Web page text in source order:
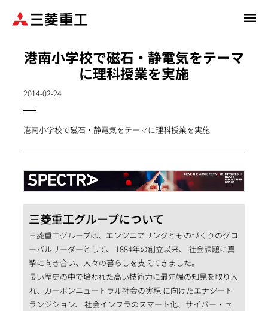
港南小学校で磁石・静電気をテーマ
に理科授業を実施
2014-02-24
港南小学校で磁石・静電気をテーマに理科授業を実施
三菱重工グループについて
三菱重工グループは、エンジニアリングとものづくりのグロ
ーバルリーダーとして、 1884年の創立以来、 社会課題に真
摯に向き合い、人々の暮らしを支えてきました。
長い歴史の中で培われた高い技術力に最先端の知見を取り入
れ、カーボンニュートラル社会の実現 に向けたエナジート
ランジション、 社会インフラのスマート化、サイバー・セ